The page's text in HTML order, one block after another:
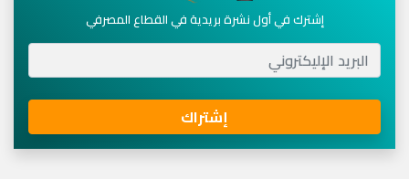
إشترك في أول نشرة بريدية في القطاع المصرفي